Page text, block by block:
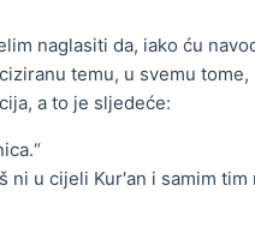
naglasiti da, iako ću
temu, u svemu tome,
a to je sljedeće:
ni u cijeli Kur'an i samim tim